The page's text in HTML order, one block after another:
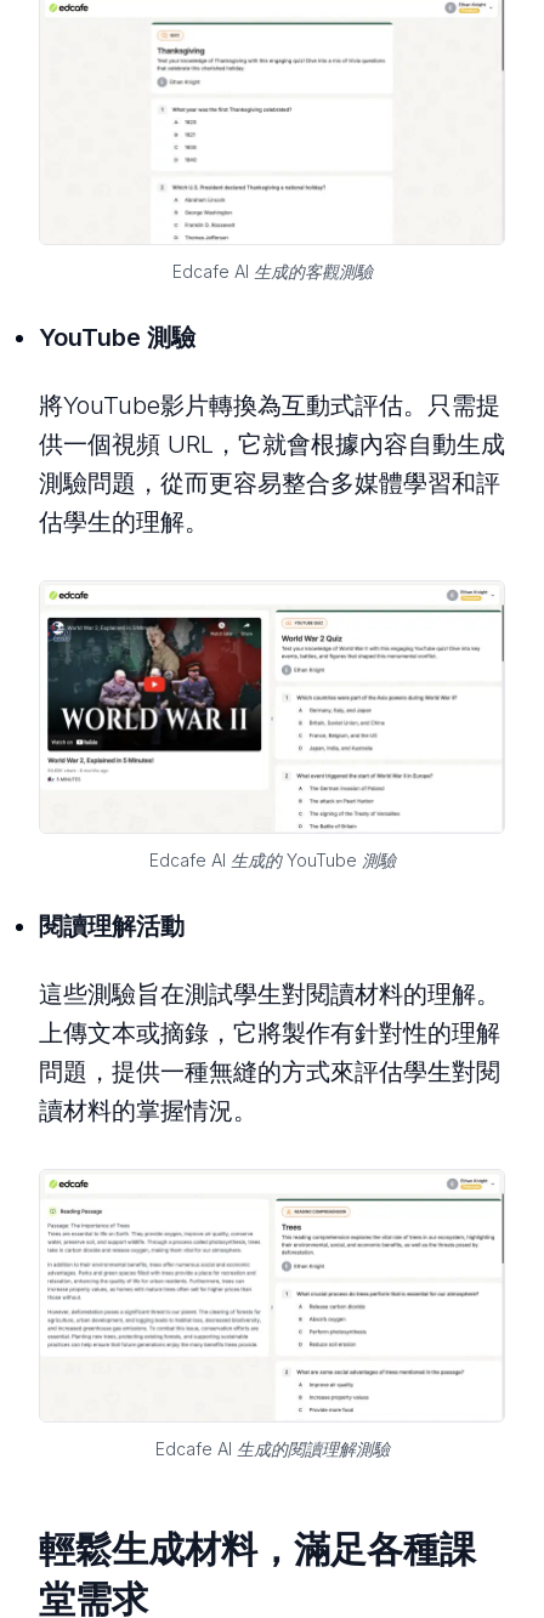
Edcafe AI 生成的客觀測驗
YouTube 測驗
將YouTube影片轉換為互動式評估。只需提
供一個視頻 URL，它就會根據內容自動生成
測驗問題，從而更容易整合多媒體學習和評
估學生的理解。
Edcafe AI 生成的 YouTube 測驗
閱讀理解活動
這些測驗旨在測試學生對閱讀材料的理解。
上傳文本或摘錄，它將製作有針對性的理解
問題，提供一種無縫的方式來評估學生對閱
讀材料的掌握情況。
Edcafe AI 生成的閱讀理解測驗
輕鬆生成材料，滿足各種課
堂需求